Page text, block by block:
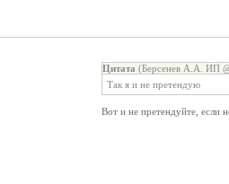
Цитата (Берсенев А.А. ИП
Так я и не претендую
Вот и не претендуйте, если